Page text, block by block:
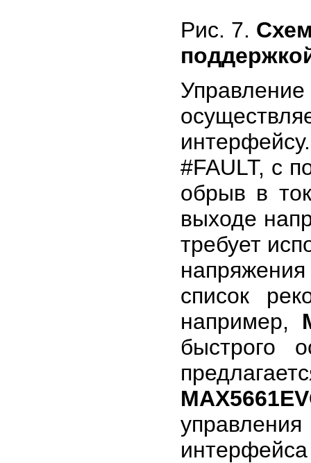
Рис. 7.
#FAULT, с
обрыв в
выходе
требует
список
например,
быстрого